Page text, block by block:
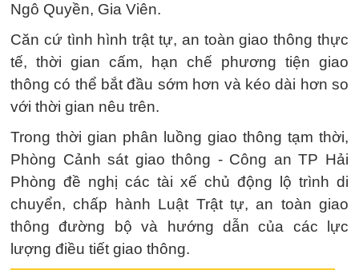
Ngô Quyền, Gia Viên.
Căn cứ tình hình trật tự, an toàn giao thông thực
tế, thời gian cấm, hạn chế phương tiện giao
thông có thể bắt đầu sớm hơn và kéo dài hơn so
với thời gian nêu trên.
Trong thời gian phân luồng giao thông tạm thời,
Phòng Cảnh sát giao thông - Công an TP Hải
Phòng đề nghị các tài xế chủ động lộ trình di
chuyển, chấp hành Luật Trật tự, an toàn giao
thông đường bộ và hướng dẫn của các lực
lượng điều tiết giao thông.